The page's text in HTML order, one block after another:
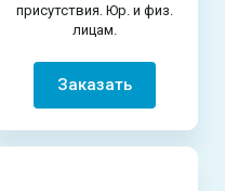
присутствия. Юр. и физ.
лицам.
Заказать